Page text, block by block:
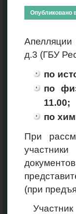
Опубликовано
Апелляции
д.3 (ГБУ
по
по
11.00;
по
При
(при